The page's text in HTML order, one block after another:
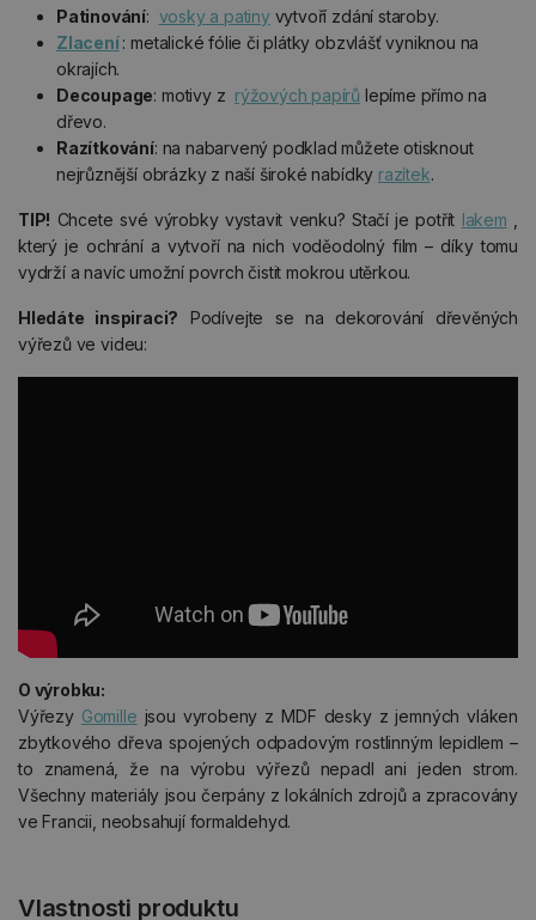
Patinování: vosky a patinyvytvoří zdání staroby.
Zlacení: metalické fólie či plátky obzvlášť vyniknou na
okrajích.
Decoupage: motivy z rýžových papírů lepíme přímo na
dřevo.
Razítkování: na nabarvený podklad můžete otisknout
nejrůznější obrázky z naší široké nabídky razítek.
TIP! Chcete své výrobky vystavit venku? Stačí je potřít lakem
který je ochrání a vytvoří na nich voděodolný film – díky tomu
vydrží a navíc umožní povrch čistit mokrou utěrkou.
Hledáte inspiraci? Podívejte se na dekorování dřevěných
výřezů ve videu:
O výrobku:
Výřezy Gomille jsou vyrobeny z MDF desky z jemných vláken
zbytkového dřeva spojených odpadovým rostlinným lepidlem –
to znamená, že na výrobu výřezů nepadl ani jeden strom.
Všechny materiály jsou čerpány z lokálních zdrojů a zpracovány
ve Francii, neobsahují formaldehyd.
Vlastnosti produktu